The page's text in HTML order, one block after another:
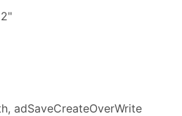
adSaveCreateOverWrite